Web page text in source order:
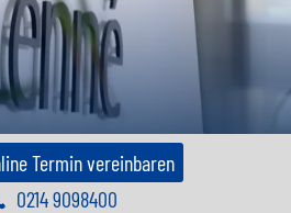
Termin vereinbaren
0214 9098400